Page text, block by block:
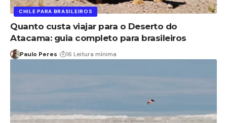
CHILE PARA BRASILEIROS
Quanto custa viajar para o Deserto do
Atacama: guia completo para brasileiros
Paulo Peres 16 Leitura mínima